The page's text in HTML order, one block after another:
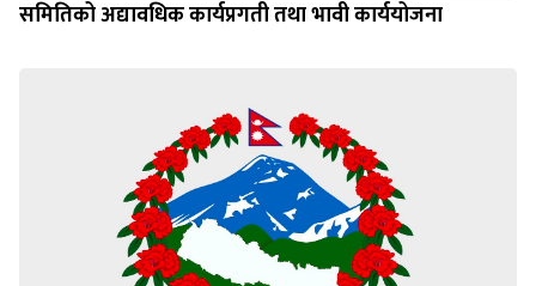
समितिको अद्यावधिक कार्यप्रगती तथा भावी कार्ययोजना